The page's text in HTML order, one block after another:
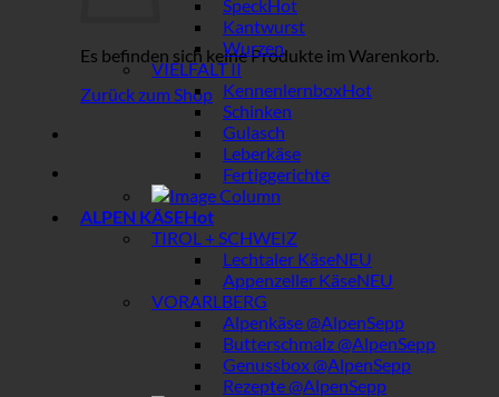
Es befinden sich keine Produkte im Warenkorb.
Zurück zum Shop
Speck
Kantwurst
Wurzen
VIELFALT II
Kennenlernbox
Schinken
Gulasch
Leberkäse
Fertiggerichte
ALPEN KÄSE
TIROL + SCHWEIZ
Lechtaler Käse
Appenzeller Käse
VORARLBERG
Alpenkäse @AlpenSepp
Butterschmalz @AlpenSepp
Genussbox @AlpenSepp
Rezepte @AlpenSepp